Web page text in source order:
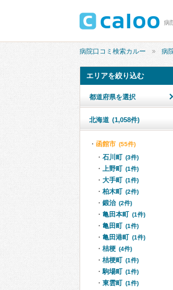
病
病院口コミ検索カルー 病
エリアを絞り込む
都道府県を選択
北海道 (1,058件)
函館市 (55件)
石川町 (3件)
上野町 (1件)
大手町 (1件)
柏木町 (2件)
鍛治 (2件)
亀田本町 (1件)
亀田町 (1件)
亀田港町 (1件)
桔梗 (4件)
桔梗町 (1件)
駒場町 (1件)
東雲町 (1件)